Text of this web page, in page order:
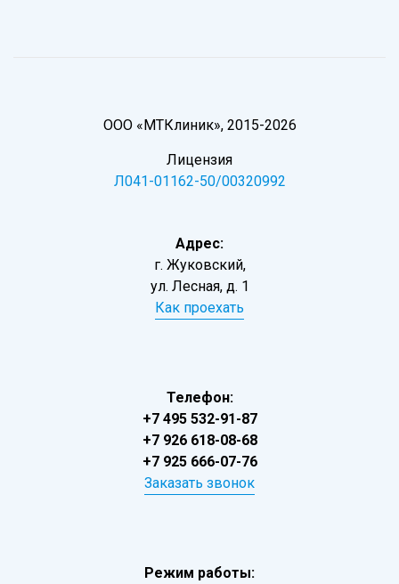
ООО «МТКлиник», 2015-2026
Лицензия
Л041-01162-50/00320992
Адрес:
г. Жуковский,
ул. Лесная, д. 1
Как проехать
Телефон:
+7 495 532-91-87
+7 926 618-08-68
+7 925 666-07-76
Заказать звонок
Режим работы: